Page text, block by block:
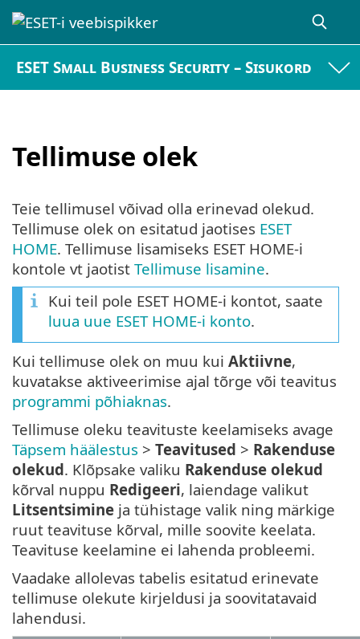
ESET Small Business Security – Sisukord
Tellimuse olek
Teie tellimusel võivad olla erinevad olekud.
Tellimuse olek on esitatud jaotises ESET
HOME. Tellimuse lisamiseks ESET HOME-i
kontole vt jaotist Tellimuse lisamine.
Kui teil pole ESET HOME-i kontot, saate
luua uue ESET HOME-i konto.
Kui tellimuse olek on muu kui Aktiivne,
kuvatakse aktiveerimise ajal tõrge või teavitus
programmi põhiaknas.
Tellimuse oleku teavituste keelamiseks avage
Täpsem häälestus > Teavitused > Rakenduse
olekud. Klõpsake valiku Rakenduse olekud
kõrval nuppu Redigeeri, laiendage valikut
Litsentsimine ja tühistage valik ning märkige
ruut teavituse kõrval, mille soovite keelata.
Teavituse keelamine ei lahenda probleemi.
Vaadake allolevas tabelis esitatud erinevate
tellimuse olekute kirjeldusi ja soovitatavaid
lahendusi.